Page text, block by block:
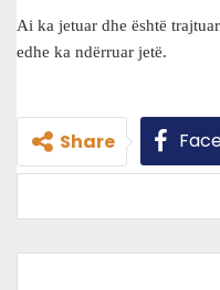
Ai ka jetuar dhe është
edhe ka ndërruar jetë.
Share